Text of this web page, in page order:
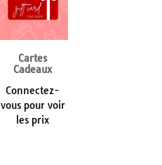
Cartes
Cadeaux
Connectez-
vous pour voir
les prix